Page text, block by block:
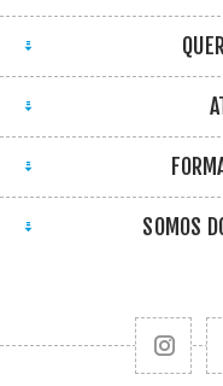
SOMOS